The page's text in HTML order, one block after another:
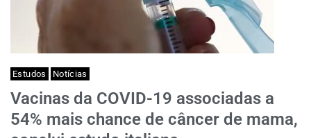
Estudos Notícias
Vacinas da COVID-19 associadas a
54% mais chance de câncer de mama,